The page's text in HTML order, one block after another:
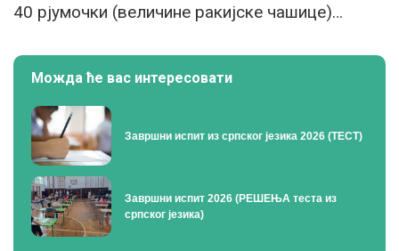
40 рјумочки (величине ракијске чашице)…
Можда ће вас интересовати
Завршни испит из српског језика 2026 (ТЕСТ)
Завршни испит 2026 (РЕШЕЊА теста из
српског језика)